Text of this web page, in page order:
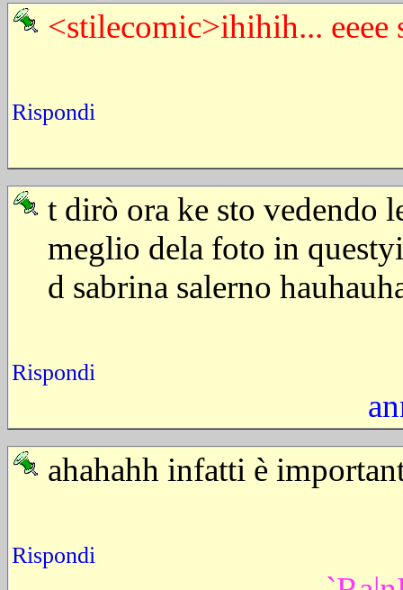
<stilecomic>ihihih...
Rispondi
t dirò ora ke sto vedendo
meglio dela foto in
d sabrina salerno
Rispondi
ahahahh infatti è
Rispondi